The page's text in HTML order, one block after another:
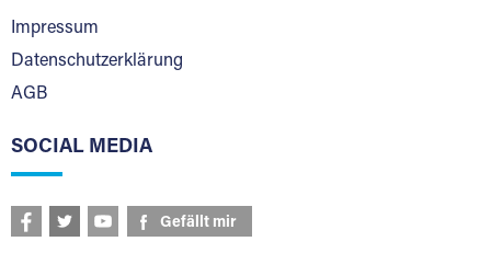
Impressum
Datenschutzerklärung
AGB
SOCIAL MEDIA
Gefällt mir